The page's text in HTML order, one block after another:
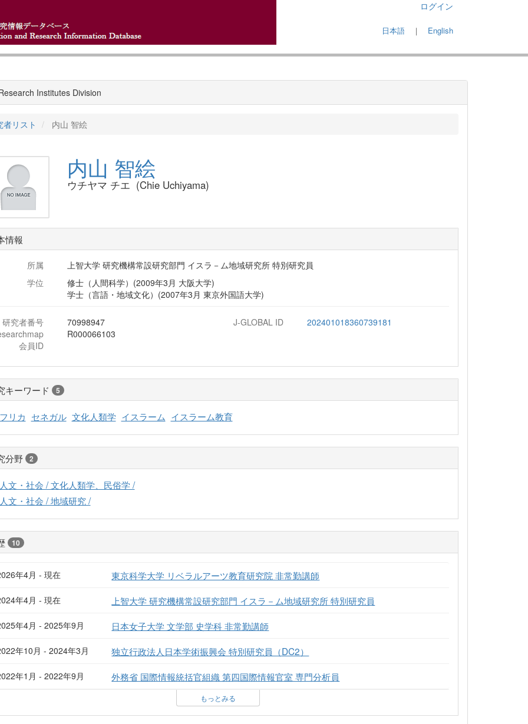
ログイン
日本語 ｜ English
Institutes Division
者リスト 内山 智絵
内山 智絵
ウチヤマ チエ (Chie Uchiyama)
情報
所属
上智大学 研究機構常設研究部門 イスラ－ム地域研究所 特別研究員
学位
修士（人間科学）(2009年3月 大阪大学)
学士（言語・地域文化）(2007年3月 東京外国語大学)
研究者番号 70998947 J-GLOBAL ID
202401018360739181
会員ID
R000066103
キーワード 5
リカ セネガル 文化人類学 イスラーム イスラーム教育
分野 2
文・社会 / 文化人類学、民俗学 /
文・社会 / 地域研究 /
10
年4月 - 現在 東京科学大学 リベラルアーツ教育研究院 非常勤講師
年4月 - 現在 上智大学 研究機構常設研究部門 イスラ－ム地域研究所 特別研究員
年4月 - 2025年9月 日本女子大学 文学部 史学科 非常勤講師
年10月 - 2024年3月 独立行政法人日本学術振興会 特別研究員（DC2）
年1月 - 2022年9月 外務省 国際情報統括官組織 第四国際情報官室 専門分析員
もっとみる